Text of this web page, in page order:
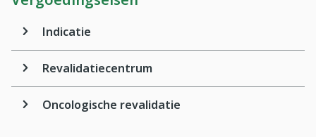
Indicatie
Revalidatiecentrum
Oncologische revalidatie